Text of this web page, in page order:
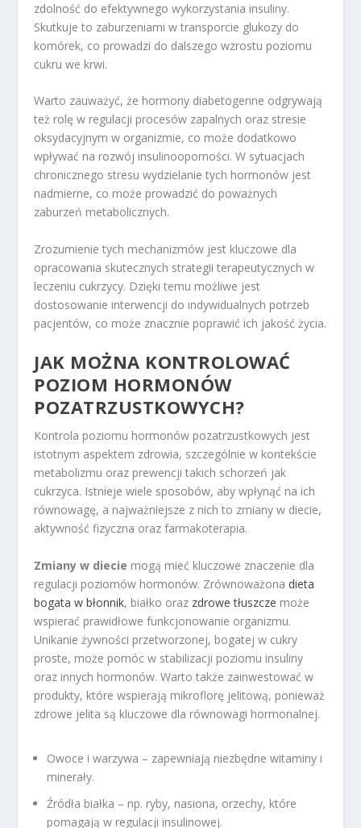
zdolność do efektywnego wykorzystania insuliny.
Skutkuje to zaburzeniami w transporcie glukozy do
komórek, co prowadzi do dalszego wzrostu poziomu
cukru we krwi.
Warto zauważyć, że hormony diabetogenne odgrywają
też rolę w regulacji procesów zapalnych oraz stresie
oksydacyjnym w organizmie, co może dodatkowo
wpływać na rozwój insulinooporności. W sytuacjach
chronicznego stresu wydzielanie tych hormonów jest
nadmierne, co może prowadzić do poważnych
zaburzeń metabolicznych.
Zrozumienie tych mechanizmów jest kluczowe dla
opracowania skutecznych strategii terapeutycznych w
leczeniu cukrzycy. Dzięki temu możliwe jest
dostosowanie interwencji do indywidualnych potrzeb
pacjentów, co może znacznie poprawić ich jakość życia.
JAK MOŻNA KONTROLOWAĆ
POZIOM HORMONÓW
POZATRZUSTKOWYCH?
Kontrola poziomu hormonów pozatrzustkowych jest
istotnym aspektem zdrowia, szczególnie w kontekście
metabolizmu oraz prewencji takich schorzeń jak
cukrzyca. Istnieje wiele sposobów, aby wpłynąć na ich
równowagę, a najważniejsze z nich to zmiany w diecie,
aktywność fizyczna oraz farmakoterapia.
Zmiany w diecie mogą mieć kluczowe znaczenie dla
regulacji poziomów hormonów. Zrównoważona dieta
bogata w błonnik, białko oraz zdrowe tłuszcze może
wspierać prawidłowe funkcjonowanie organizmu.
Unikanie żywności przetworzonej, bogatej w cukry
proste, może pomóc w stabilizacji poziomu insuliny
oraz innych hormonów. Warto także zainwestować w
produkty, które wspierają mikroflorę jelitową, ponieważ
zdrowe jelita są kluczowe dla równowagi hormonalnej.
Owoce i warzywa – zapewniają niezbędne witaminy i
minerały.
Źródła białka – np. ryby, nasiona, orzechy, które
pomagają w regulacji insulinowej.